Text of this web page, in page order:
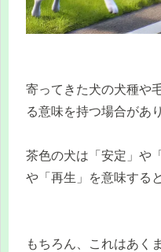
寄ってきた犬の犬種や
る意味を持つ場合があ
茶色の犬は「安定」や
や「再生」を意味する
もちろん、これはあく